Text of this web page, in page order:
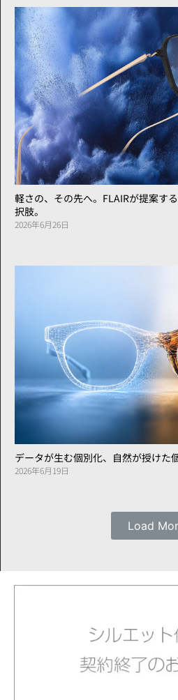
軽さの、その先へ。FLAIRが提案す
択肢。
2026年6月26日
データが生む個別化、自然が授けた
2026年6月19日
Load